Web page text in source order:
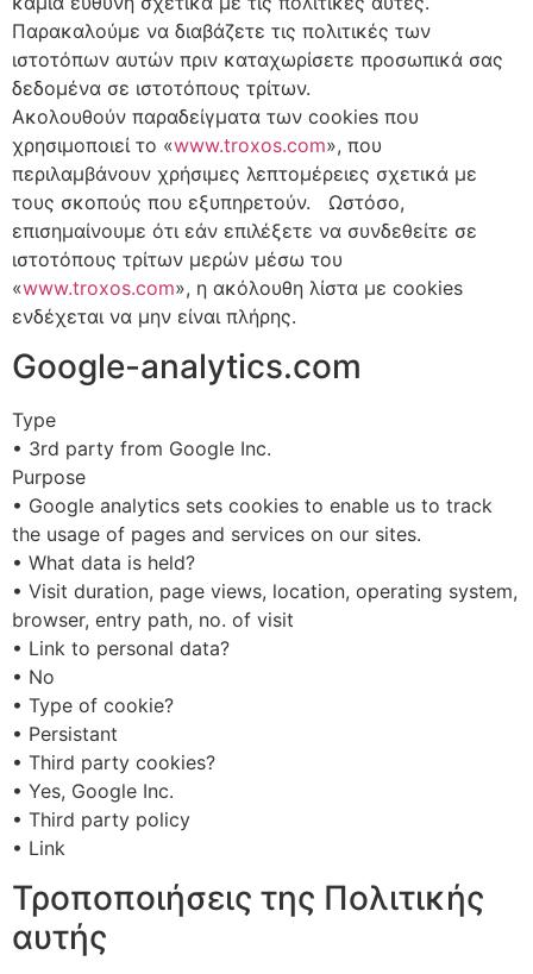
Παρακαλούμε να διαβάζετε τις πολιτικές των
ιστοτόπων αυτών πριν καταχωρίσετε προσωπικά σας
δεδομένα σε ιστοτόπους τρίτων.
Aκολουθούν παραδείγματα των cookies που
χρησιμοποιεί το «www.troxos.com», που
περιλαμβάνουν χρήσιμες λεπτομέρειες σχετικά με
τους σκοπούς που εξυπηρετούν. Ωστόσο,
επισημαίνουμε ότι εάν επιλέξετε να συνδεθείτε σε
ιστοτόπους τρίτων μερών μέσω του
«www.troxos.com», η ακόλουθη λίστα με cookies
ενδέχεται να μην είναι πλήρης.
Google-analytics.com
Type
• 3rd party from Google Inc.
Purpose
• Google analytics sets cookies to enable us to track
the usage of pages and services on our sites.
• What data is held?
• Visit duration, page views, location, operating system,
browser, entry path, no. of visit
• Link to personal data?
• No
• Type of cookie?
• Persistant
• Third party cookies?
• Yes, Google Inc.
• Third party policy
• Link
Τροποποιήσεις της Πολιτικής
αυτής